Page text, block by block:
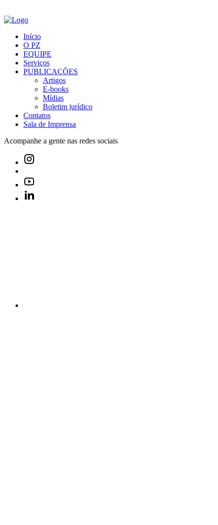
Início
O PZ
EQUIPE
Serviços
PUBLICAÇÕES
Artigos
E-books
Mídias
Boletim jurídico
Contatos
Sala de Imprensa
Acompanhe a gente nas redes sociais